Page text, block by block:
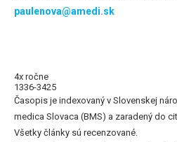
paulenova@amedi.sk
4x ročne
1336-3425
Časopis je indexovaný v Slovenskej
medica Slovaca (BMS) a zaradený do
Všetky články sú recenzované.